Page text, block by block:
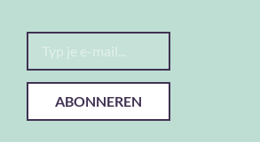
Typ je e-mail...
ABONNEREN